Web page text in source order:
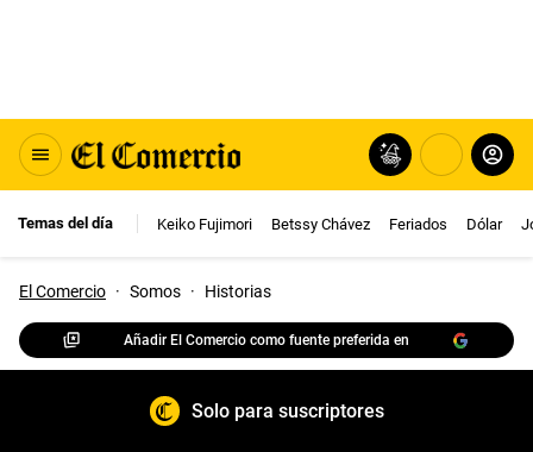
Temas del día Keiko Fujimori Betssy Chávez Feriados Dólar
El Comercio · Somos · Historias
Añadir El Comercio como fuente preferida en
Solo para suscriptores